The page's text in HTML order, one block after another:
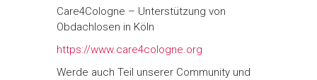
Care4Cologne – Unterstützung von
Obdachlosen in Köln
https://www.care4cologne.org
Werde auch Teil unserer Community und